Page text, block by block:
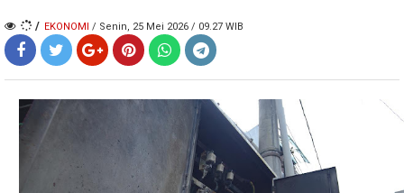
/ EKONOMI / Senin, 25 Mei 2026 / 09.27 WIB